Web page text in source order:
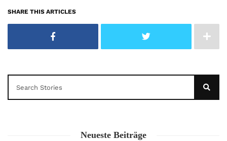
SHARE THIS ARTICLES
Neueste Beiträge